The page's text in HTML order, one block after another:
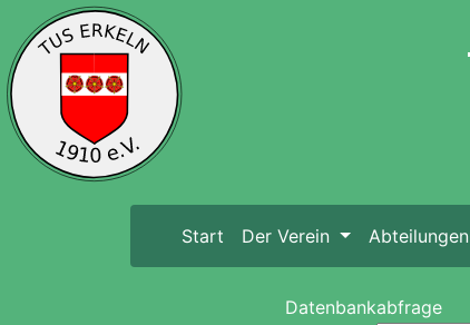
Start (current)
Der Verein Abteilungen
Datenbankabfrage